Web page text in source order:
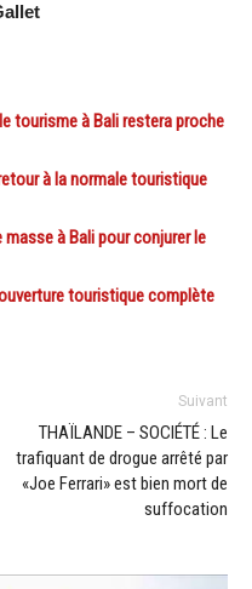
le tourisme à Bali restera proche
retour à la normale touristique
masse à Bali pour conjurer le
touristique complète
Suivant
THAÏLANDE – SOCIÉTÉ : Le
trafiquant de drogue arrêté par
«Joe Ferrari» est bien mort de
suffocation